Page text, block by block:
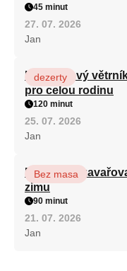
45 minut
27. 07. 2026
Jan
Karamelový
pro celou rodinu
dezerty
120 minut
25. 07. 2026
Jan
Babiččino
zimu
Bez masa
90 minut
21. 07. 2026
Jan